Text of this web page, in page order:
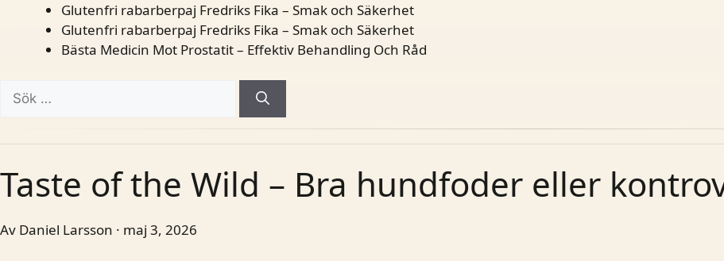
Glutenfri rabarberpaj Fredriks Fika – Smak och Säkerhet
Glutenfri rabarberpaj Fredriks Fika – Smak och Säkerhet
Bästa Medicin Mot Prostatit – Effektiv Behandling Och Råd
Sök
efter:
Taste of the Wild – Bra hundfoder eller
Av Daniel Larsson · maj 3, 2026